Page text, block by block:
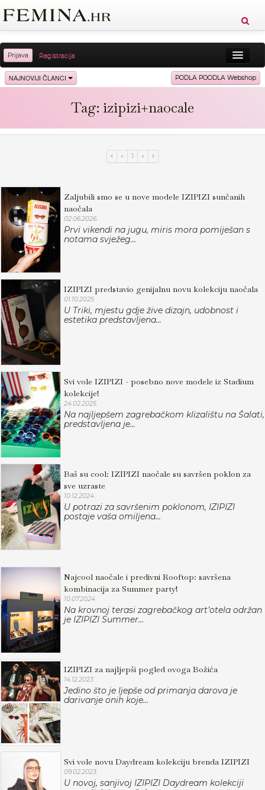
Prijava Registracija
Sreća Zdravlje Vitkost
Ljubav Putovanja
NAJNOVIJI ČLANCI PODLA POODLA Webshop
Tag: izipizi+naocale
« 1 »
Zaljubili smo se u nove modele IZIPIZI sunčanih
naočala
02.06.2026.
Prvi vikendi na jugu, miris mora pomiješan s
notama svježeg...
IZIPIZI predstavio genijalnu novu kolekciju naočala
01.10.2025.
U Triki, mjestu gdje žive dizajn, udobnost i
estetika predstavljena...
Svi vole IZIPIZI - posebno nove modele iz Stadium
kolekcije!
24.02.2025.
Na najljepšem zagrebačkom klizalištu na Šalati,
predstavljena je...
Baš su cool: IZIPIZI naočale su savršen poklon za
sve uzraste
10.12.2024.
U potrazi za savršenim poklonom, IZIPIZI
postaje vaša omiljena...
Najcool naočale i predivni Rooftop: savršena
kombinacija za Summer party!
10.07.2024.
Na krovnoj terasi zagrebačkog art’otela održan
je IZIPIZI Summer...
IZIPIZI za najljepši pogled ovoga Božića
14.12.2023.
Jedino što je ljepše od primanja darova je
darivanje onih koje...
Svi vole novu Daydream kolekciju brenda IZIPIZI
09.02.2023.
U novoj, sanjivoj IZIPIZI Daydream kolekciji